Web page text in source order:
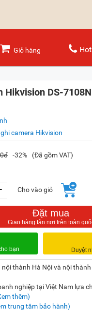
Giỏ hàng
Hikvision DS-
camera Hikvision
-32%
(Đã gồm VAT)
Cho vào giỏ
Đặt mua
thành Hà Nội và nội thành
nghiệp tại Việt Nam lựa
thêm)
trung tâm bảo hành)